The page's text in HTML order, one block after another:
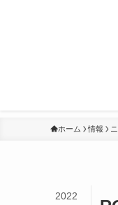
ホーム 情報
2022